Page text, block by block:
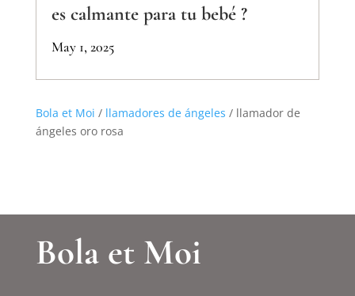
es calmante para tu bebé ?
May 1, 2025
Bola et Moi / llamadores de ángeles / llamador de
ángeles oro rosa
Bola et Moi